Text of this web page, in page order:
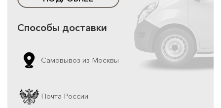
Способы доставки
Самовывоз из Москвы
Почта России